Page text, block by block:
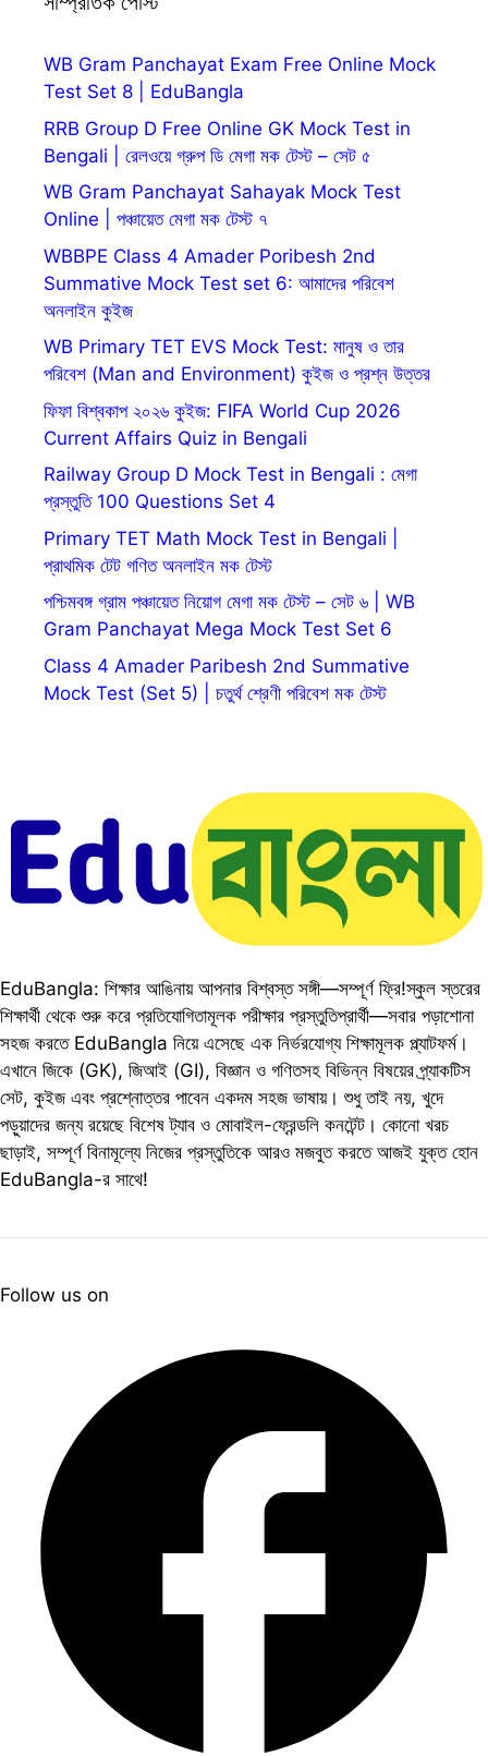
WB Gram Panchayat Exam Free Online Mock
Test Set 8 | EduBangla
RRB Group D Free Online GK Mock Test in
Bengali | রেলওয়ে গ্রুপ ডি মেগা মক টেস্ট – সেট ৫
WB Gram Panchayat Sahayak Mock Test
Online | পঞ্চায়েত মেগা মক টেস্ট ৭
WBBPE Class 4 Amader Poribesh 2nd
Summative Mock Test set 6: আমাদের পরিবেশ
অনলাইন কুইজ
WB Primary TET EVS Mock Test: মানুষ ও তার
পরিবেশ (Man and Environment) কুইজ ও প্রশ্ন উত্তর
ফিফা বিশ্বকাপ ২০২৬ কুইজ: FIFA World Cup 2026
Current Affairs Quiz in Bengali
Railway Group D Mock Test in Bengali : মেগা
প্রস্তুতি 100 Questions Set 4
Primary TET Math Mock Test in Bengali |
প্রাথমিক টেট গণিত অনলাইন মক টেস্ট
পশ্চিমবঙ্গ গ্রাম পঞ্চায়েত নিয়োগ মেগা মক টেস্ট – সেট ৬ | WB
Gram Panchayat Mega Mock Test Set 6
Class 4 Amader Paribesh 2nd Summative
Mock Test (Set 5) | চতুর্থ শ্রেণী পরিবেশ মক টেস্ট
EduBangla: শিক্ষার আঙিনায় আপনার বিশ্বস্ত সঙ্গী—সম্পূর্ণ ফ্রি!স্কুল স্তরের
শিক্ষার্থী থেকে শুরু করে প্রতিযোগিতামূলক পরীক্ষার প্রস্তুতিপ্রার্থী—সবার পড়াশোনা
সহজ করতে EduBangla নিয়ে এসেছে এক নির্ভরযোগ্য শিক্ষামূলক প্ল্যাটফর্ম।
এখানে জিকে (GK), জিআই (GI), বিজ্ঞান ও গণিতসহ বিভিন্ন বিষয়ের প্র্যাকটিস
সেট, কুইজ এবং প্রশ্নোত্তর পাবেন একদম সহজ ভাষায়। শুধু তাই নয়, খুদে
পড়ুয়াদের জন্য রয়েছে বিশেষ ট্যাব ও মোবাইল-ফ্রেন্ডলি কনটেন্ট। কোনো খরচ
ছাড়াই, সম্পূর্ণ বিনামূল্যে নিজের প্রস্তুতিকে আরও মজবুত করতে আজই যুক্ত হোন
EduBangla-র সাথে!
Follow us on